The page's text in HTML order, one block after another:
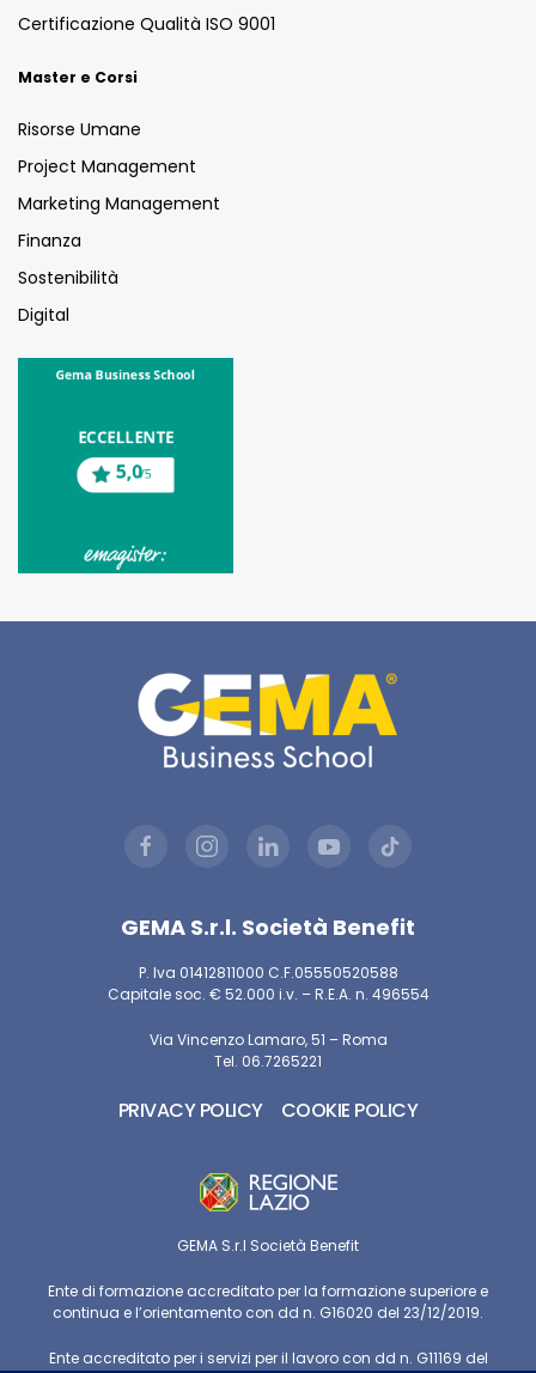
Certificazione Qualità ISO 9001
Master e Corsi
Risorse Umane
Project Management
Marketing Management
Finanza
Sostenibilità
Digital
GEMA S.r.l. Società Benefit
P. Iva 01412811000 C.F.05550520588
Capitale soc. € 52.000 i.v. – R.E.A. n. 496554
Via Vincenzo Lamaro, 51 – Roma
Tel. 06.7265221
PRIVACY POLICY COOKIE POLICY
GEMA S.r.l Società Benefit
Ente di formazione accreditato per la formazione superiore e
continua e l’orientamento con dd n. G16020 del 23/12/2019.
Ente accreditato per i servizi per il lavoro con dd n. G11169 del